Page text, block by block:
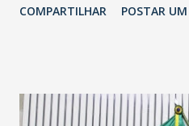
Havan Fortaleza ainda não foi
COMPARTILHAR POSTAR